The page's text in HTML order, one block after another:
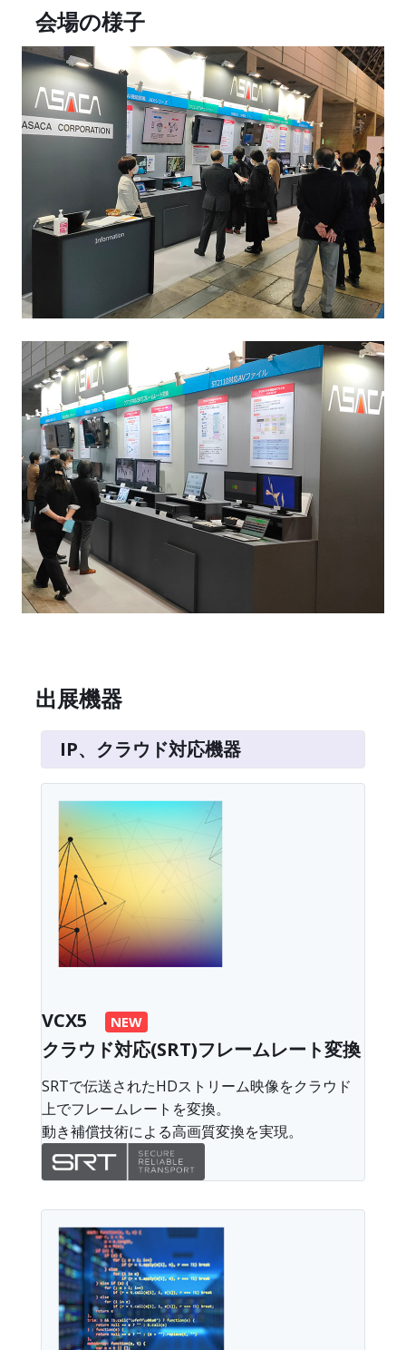
会場の様子
出展機器
IP、クラウド対応機器
VCX5 NEW
クラウド対応(SRT)フレームレート変換
SRTで伝送されたHDストリーム映像をクラウド
上でフレームレートを変換。
動き補償技術による高画質変換を実現。